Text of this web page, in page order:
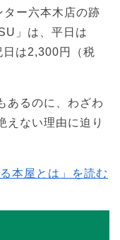
ー六本木店の跡
」は、平日は
は2,300円（税
あるのに、わざわ
えない理由に迫り
本屋とは」を読む